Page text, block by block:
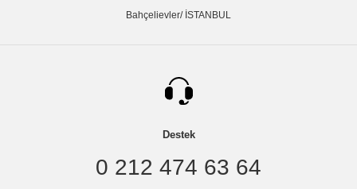
Bahçelievler/ İSTANBUL
Destek
0 212 474 63 64